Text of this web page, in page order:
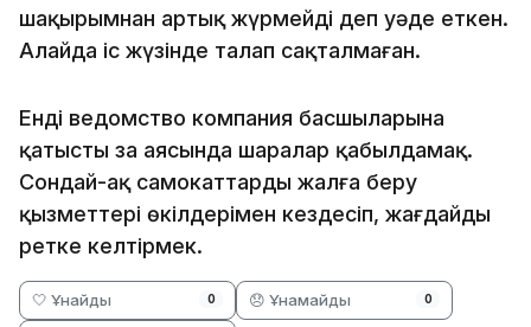
шақырымнан артық жүрмейді деп уәде еткен.
Алайда іс жүзінде талап сақталмаған.
Енді ведомство компания басшыларына
қатысты заң аясында шаралар қабылдамақ.
Сондай-ақ самокаттарды жалға беру
қызметтері өкілдерімен кездесіп, жағдайды
ретке келтірмек.
🤍 Ұнайды 0 😞 Ұнамайды 0